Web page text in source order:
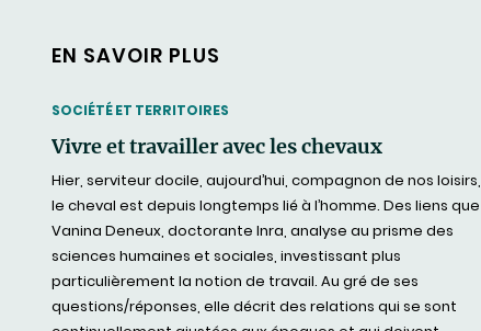
EN SAVOIR PLUS
THEMATIC
SOCIÉTÉ ET TERRITOIRES
Vivre et travailler avec les chevaux
Hier, serviteur docile, aujourd’hui, compagnon de nos loisirs,
le cheval est depuis longtemps lié à l’homme. Des liens que
Vanina Deneux, doctorante Inra, analyse au prisme des
sciences humaines et sociales, investissant plus
particulièrement la notion de travail. Au gré de ses
questions/réponses, elle décrit des relations qui se sont